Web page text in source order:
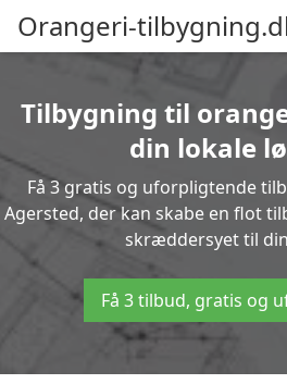
Orangeri-
Tilbygning til
din lokale
Få 3 gratis og uforpligtende
Agersted, der kan skabe en flot
skræddersyet til
Få 3 tilbud, gratis og